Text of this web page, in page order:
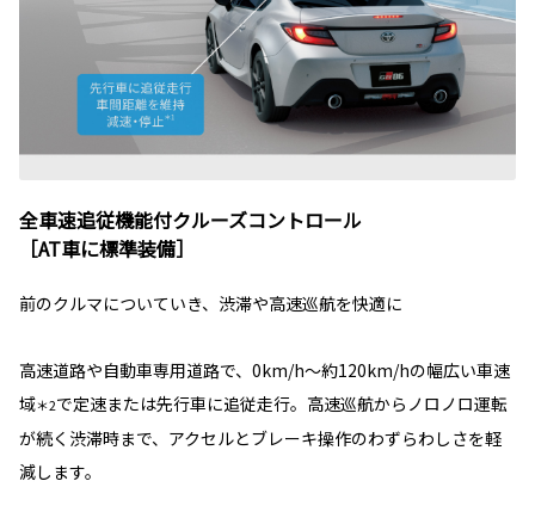
全車速追従機能付クルーズコントロール
［AT車に標準装備］
前のクルマについていき、渋滞や高速巡航を快適に
高速道路や自動車専用道路で、0km/h～約120km/hの幅広い車速
域＊2で定速または先行車に追従走行。高速巡航からノロノロ運転
が続く渋滞時まで、アクセルとブレーキ操作のわずらわしさを軽
減します。